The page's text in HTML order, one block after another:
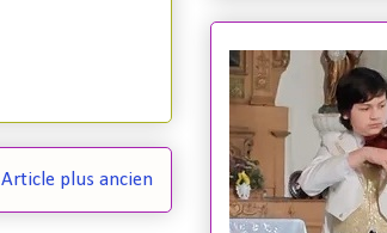
Article plus ancien